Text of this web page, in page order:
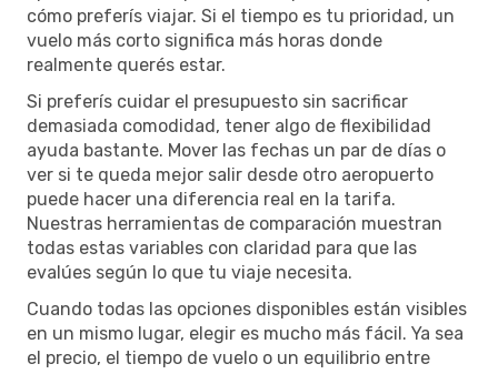
cómo preferís viajar. Si el tiempo es tu prioridad, un
vuelo más corto significa más horas donde
realmente querés estar.
Si preferís cuidar el presupuesto sin sacrificar
demasiada comodidad, tener algo de flexibilidad
ayuda bastante. Mover las fechas un par de días o
ver si te queda mejor salir desde otro aeropuerto
puede hacer una diferencia real en la tarifa.
Nuestras herramientas de comparación muestran
todas estas variables con claridad para que las
evalúes según lo que tu viaje necesita.
Cuando todas las opciones disponibles están visibles
en un mismo lugar, elegir es mucho más fácil. Ya sea
el precio, el tiempo de vuelo o un equilibrio entre